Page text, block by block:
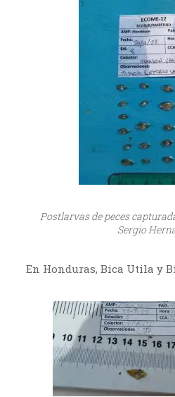
Postlarvas de peces
Sergio
En Honduras, Bica Utila y